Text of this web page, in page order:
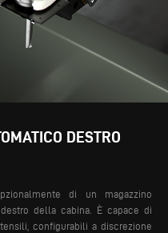
DESTRO
di un magazzino
della cabina. È capace di
configurabili a discrezione